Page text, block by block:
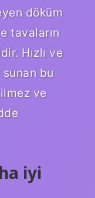
döküm
tavaların
Hızlı ve
bu
ve
iyi